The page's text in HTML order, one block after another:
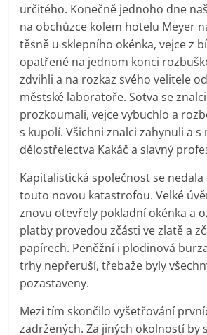
určitého. Konečně jednoho dne
na obchůzce kolem hotelu Meyer
těsně u sklepního okénka, vejce z
opatřené na jednom konci
zdvihli a na rozkaz svého velitele
městské laboratoře. Sotva se
prozkoumali, vejce vybuchlo a
s kupolí. Všichni znalci zahynuli a s
dělostřelectva Kakáč a slavný
Kapitalistická společnost se
touto novou katastrofou. Velké
znovu otevřely pokladní okénka a
platby provedou zčásti ve zlatě a
papírech. Peněžní i plodinová
trhy nepřeruší, třebaže byly
pozastaveny.
Mezi tím skončilo vyšetřování
zadržených. Za jiných okolností by